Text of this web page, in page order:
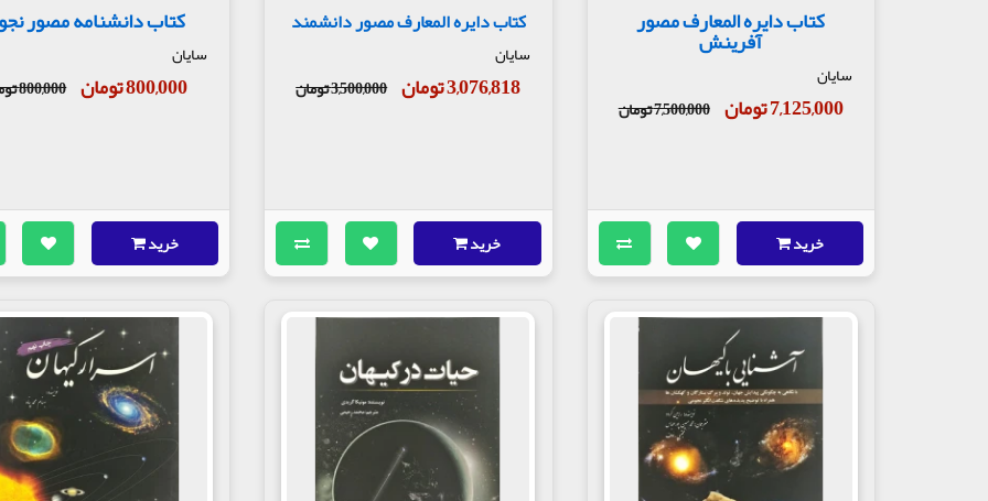
کتاب دایره المعارف مصور
آفرینش
سایان
7,125,000 تومان 7,500,000 تومان
خرید
کتاب دایره المعارف مصور دانشمند
سایان
3,076,818 تومان 3,500,000 تومان
خرید
کتاب دانشنامه مصور
سایان
800,000 تومان 800,000 تومان
خرید